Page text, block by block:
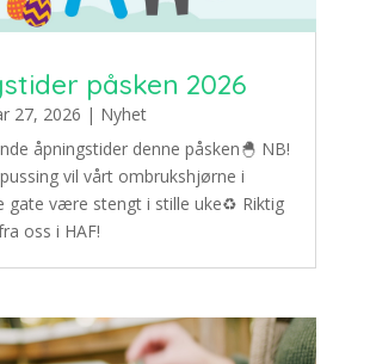
påsken 2026
27, 2026 | Nyhet
åpningstider denne påsken🐣 NB!
vil vårt ombrukshjørne i
gate være stengt i stille uke♻ Riktig
oss i HAF!